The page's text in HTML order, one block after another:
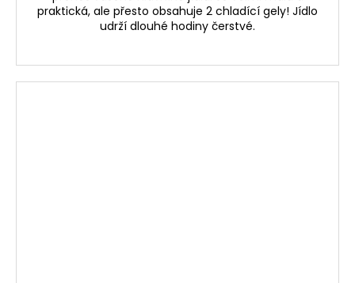
praktická, ale přesto obsahuje 2 chladící gely! Jídlo
udrží dlouhé hodiny čerstvé.